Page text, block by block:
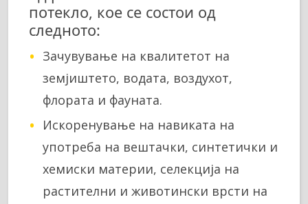
потекло, кое се состои од
следното:
Зачувување на квалитетот на
земјиштето, водата, воздухот,
флората и фауната.
Искоренување на навиката на
употреба на вештачки, синтетички и
хемиски материи, селекција на
растителни и животински врсти на